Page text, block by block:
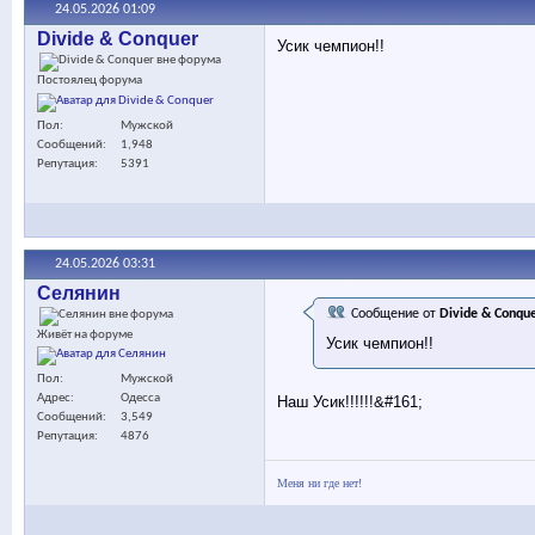
24.05.2026 01:09
Divide & Conquer
Постоялец форума
Пол
Мужской
Сообщений
1,948
Репутация
5391
Усик чемпион!!
24.05.2026 03:31
Селянин
Живёт на форуме
Пол
Мужской
Адрес
Одесса
Сообщений
3,549
Репутация
4876
Сообщение от Divide &
Усик чемпион!!
Наш Усик!!!!!!&#161;
Меня ни где нет!